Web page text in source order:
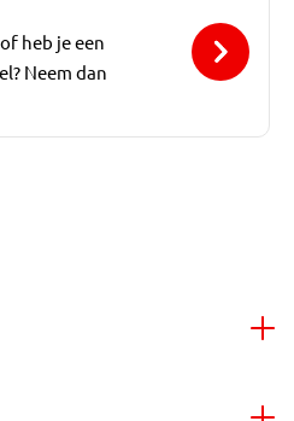
heb je een
Neem dan